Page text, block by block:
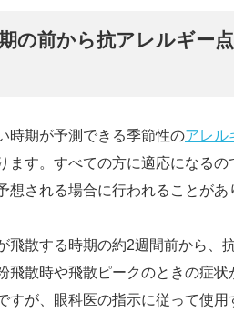
の前から抗アレルギー
時期が予測できる季節性のアレル
ます。すべての方に適応になる
想される場合に行われることがあ
飛散する時期の約2週間前から、
飛散時や飛散ピークのときの症
すが、眼科医の指示に従って使